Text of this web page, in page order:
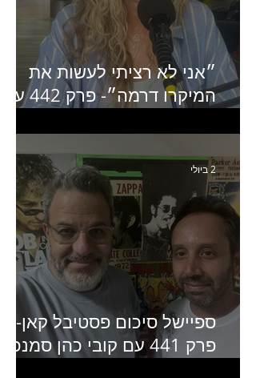
״אני לא רציתי לעשות את
המיקרו דרמה״- פרק 442 עם
של יד2
ספיישל סיכום פסטיבל קאן-
פרק 441 עם קובי כהן
2 ביולי